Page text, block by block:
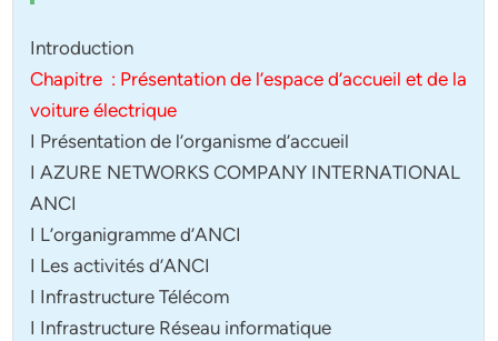
Introduction
Chapitre : Présentation de l’espace d’accueil et de la
voiture électrique
I Présentation de l’organisme d’accueil
I AZURE NETWORKS COMPANY INTERNATIONAL
ANCI
I L’organigramme d’ANCI
I Les activités d’ANCI
I Infrastructure Télécom
I Infrastructure Réseau informatique